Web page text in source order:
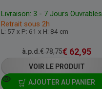
Livraison: 3 - 7 Jours Ouvrables
Retrait sous 2h
L: 57 x P: 61 x H: 84 cm
à.p.d.€78,75€ 62,95
VOIR LE PRODUIT
AJOUTER AU PANIER